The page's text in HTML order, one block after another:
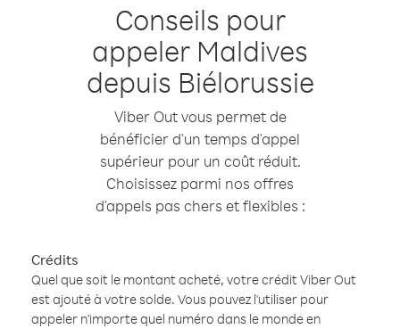
Conseils pour
appeler Maldives
depuis Biélorussie
Viber Out vous permet de
bénéficier d'un temps d'appel
supérieur pour un coût réduit.
Choisissez parmi nos offres
d'appels pas chers et flexibles :
Crédits
Quel que soit le montant acheté, votre crédit Viber Out
est ajouté à votre solde. Vous pouvez l'utiliser pour
appeler n'importe quel numéro dans le monde en